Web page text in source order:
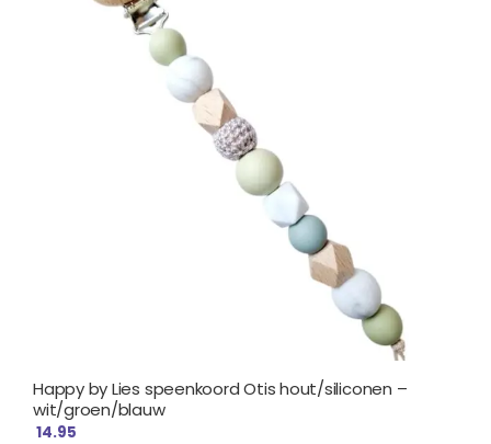
Happy by Lies speenkoord Otis hout/siliconen –
wit/groen/blauw
14.95